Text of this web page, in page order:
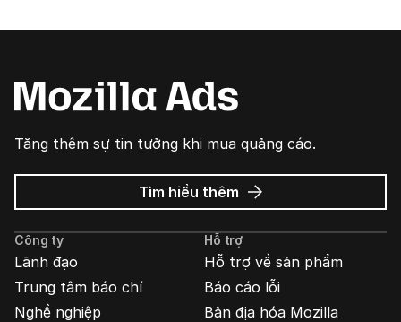
Tăng thêm sự tin tưởng khi mua quảng cáo.
Tìm hiểu thêm về
Quảng
cáo
Công ty
Lãnh đạo
Trung tâm báo chí
Nghề nghiệp
Hỗ trợ
Hỗ trợ về sản phẩm
Báo cáo lỗi
Bản địa hóa Mozilla